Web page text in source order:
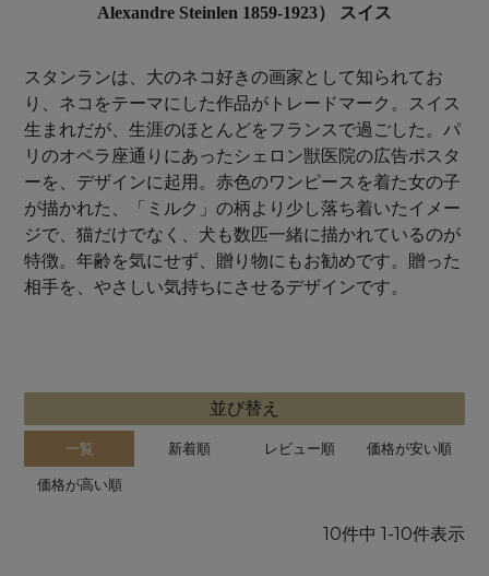
Alexandre Steinlen 1859-1923） スイス
スタンランは、大のネコ好きの画家として知られてお
り、ネコをテーマにした作品がトレードマーク。スイス
生まれだが、生涯のほとんどをフランスで過ごした。パ
リのオペラ座通りにあったシェロン獣医院の広告ポスタ
ーを、デザインに起用。赤色のワンピースを着た女の子
が描かれた、「ミルク」の柄より少し落ち着いたイメー
ジで、猫だけでなく、犬も数匹一緒に描かれているのが
特徴。年齢を気にせず、贈り物にもお勧めです。贈った
相手を、やさしい気持ちにさせるデザインです。
並び替え
一覧 新着順 レビュー順 価格が安い順
価格が高い順
10件中 1-10件表示